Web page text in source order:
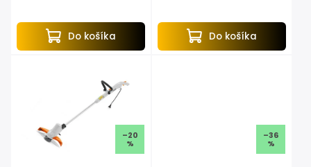
Do košíka Do košíka
–20
%
–36
%